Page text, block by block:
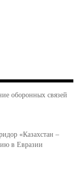
оборонных связей
«Казахстан –
в Евразии